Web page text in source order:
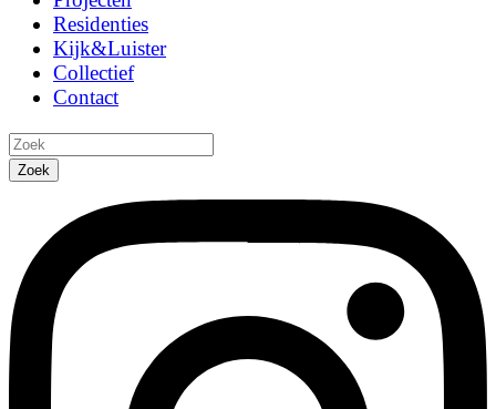
Residenties
Kijk&Luister
Collectief
Contact
Zoek